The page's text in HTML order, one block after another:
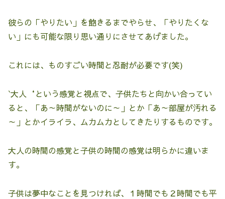
彼らの「やりたい」を飽きるまでやらせ、「やりたくな
い」にも可能な限り思い通りにさせてあげました。
これには、ものすごい時間と忍耐が必要です(笑)
`大人‘という感覚と視点で、子供たちと向かい合ってい
ると、「あ～時間がないのに～」とか「あ～部屋が汚れる
～」とかイライラ、ムカムカとしてきたりするものです。
大人の時間の感覚と子供の時間の感覚は明らかに違いま
す。
子供は夢中なことを見つければ、１時間でも２時間でも平